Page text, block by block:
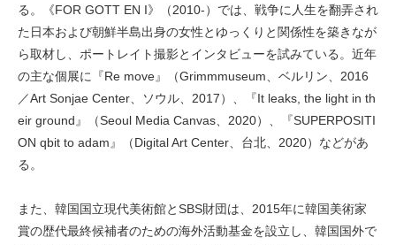
る。《FOR GOTT EN I》（2010-）では、戦争に人生を翻弄され
た日本および朝鮮半島出身の女性とゆっくりと関係性を築きなが
ら取材し、ポートレイト撮影とインタビューを試みている。近年
の主な個展に『Re move』（Grimmmuseum、ベルリン、2016
／Art Sonjae Center、ソウル、2017）、『It leaks, the light in th
eir ground』（Seoul Media Canvas、2020）、『SUPERPOSITI
ON qbit to adam』（Digital Art Center、台北、2020）などがあ
る。
また、韓国国立現代美術館とSBS財団は、2015年に韓国美術家
賞の歴代最終候補者のための海外活動基金を設立し、韓国国外で